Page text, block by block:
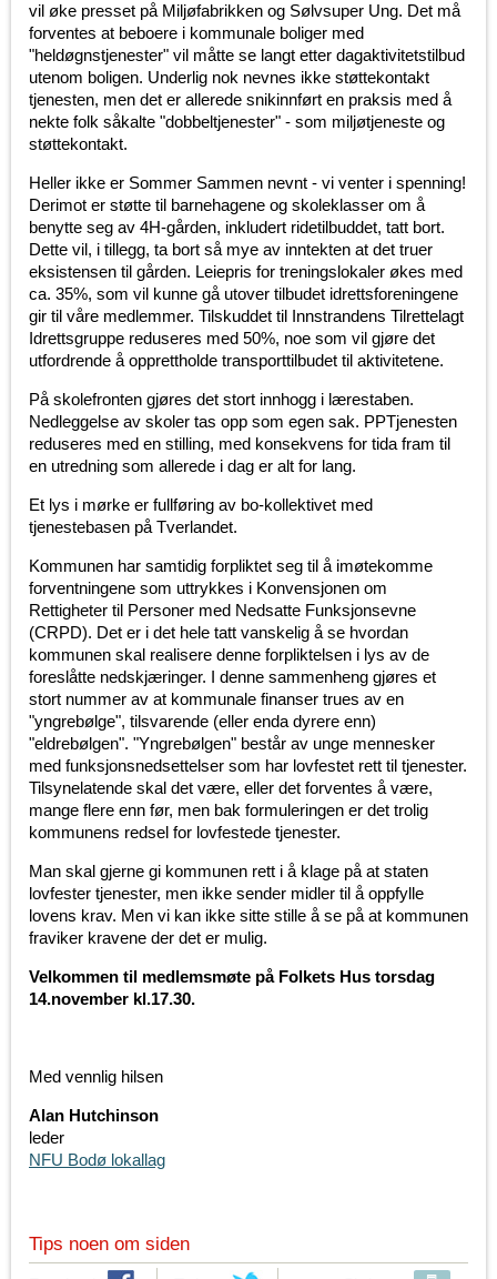
vil øke presset på Miljøfabrikken og Sølvsuper Ung. Det må
forventes at beboere i kommunale boliger med
"heldøgnstjenester" vil måtte se langt etter dagaktivitetstilbud
utenom boligen. Underlig nok nevnes ikke støttekontakt
tjenesten, men det er allerede snikinnført en praksis med å
nekte folk såkalte "dobbeltjenester" - som miljøtjeneste og
støttekontakt.
Heller ikke er Sommer Sammen nevnt - vi venter i spenning!
Derimot er støtte til barnehagene og skoleklasser om å
benytte seg av 4H-gården, inkludert ridetilbuddet, tatt bort.
Dette vil, i tillegg, ta bort så mye av inntekten at det truer
eksistensen til gården. Leiepris for treningslokaler økes med
ca. 35%, som vil kunne gå utover tilbudet idrettsforeningene
gir til våre medlemmer. Tilskuddet til Innstrandens Tilrettelagt
Idrettsgruppe reduseres med 50%, noe som vil gjøre det
utfordrende å opprettholde transporttilbudet til aktivitetene.
På skolefronten gjøres det stort innhogg i lærestaben.
Nedleggelse av skoler tas opp som egen sak. PPTjenesten
reduseres med en stilling, med konsekvens for tida fram til
en utredning som allerede i dag er alt for lang.
Et lys i mørke er fullføring av bo-kollektivet med
tjenestebasen på Tverlandet.
Kommunen har samtidig forpliktet seg til å imøtekomme
forventningene som uttrykkes i Konvensjonen om
Rettigheter til Personer med Nedsatte Funksjonsevne
(CRPD). Det er i det hele tatt vanskelig å se hvordan
kommunen skal realisere denne forpliktelsen i lys av de
foreslåtte nedskjæringer. I denne sammenheng gjøres et
stort nummer av at kommunale finanser trues av en
"yngrebølge", tilsvarende (eller enda dyrere enn)
"eldrebølgen". "Yngrebølgen" består av unge mennesker
med funksjonsnedsettelser som har lovfestet rett til tjenester.
Tilsynelatende skal det være, eller det forventes å være,
mange flere enn før, men bak formuleringen er det trolig
kommunens redsel for lovfestede tjenester.
Man skal gjerne gi kommunen rett i å klage på at staten
lovfester tjenester, men ikke sender midler til å oppfylle
lovens krav. Men vi kan ikke sitte stille å se på at kommunen
fraviker kravene der det er mulig.
Velkommen til medlemsmøte på Folkets Hus torsdag
14.november kl.17.30.
Med vennlig hilsen
Alan Hutchinson
leder
NFU Bodø lokallag
Tips noen om siden